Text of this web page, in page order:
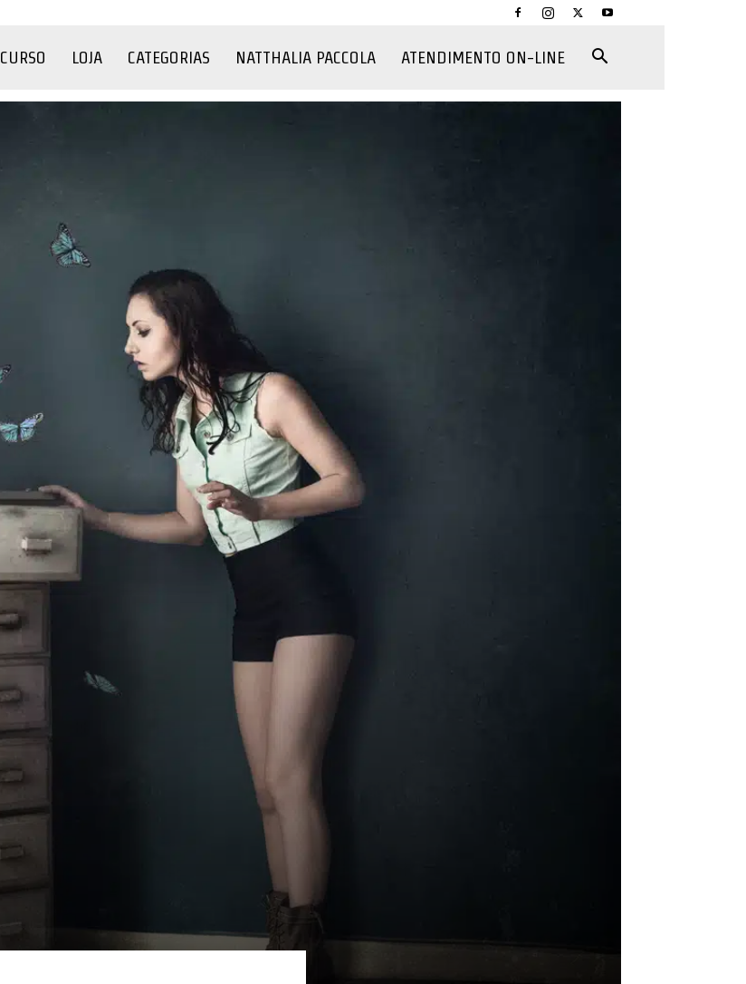
CURSO LOJA CATEGORIAS NATTHALIA PACCOLA ATENDIMENTO ON-LINE